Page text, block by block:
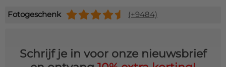
Fotogeschenk (+9484)
Schrijf je in voor onze nieuwsbrief